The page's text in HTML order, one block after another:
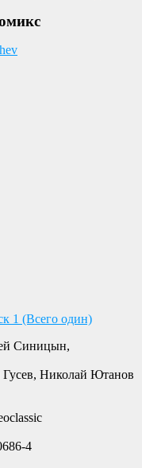
1 (Всего один)
Синицын,
Николай Ютанов
4